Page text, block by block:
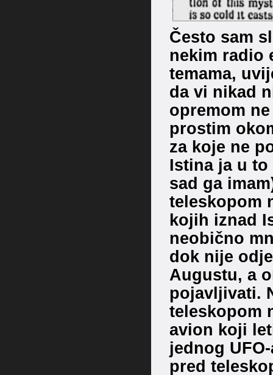
Često sam
nekim radio
temama,
da vi nikad
opremom
prostim
za koje ne
Istina ja u to
sad ga
teleskopom
kojih iznad
neobično
dok nije
Augustu, a
pojavljivati.
teleskopom
avion koji
jednog
pred